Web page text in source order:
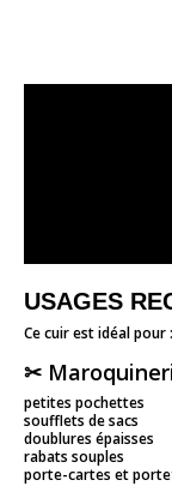
USAGES
Ce cuir est idéal pour :
✂
petites pochettes
soufflets de sacs
doublures épaisses
rabats souples
porte-cartes et